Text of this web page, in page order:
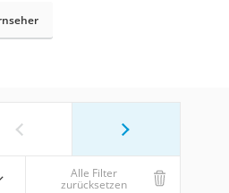
Alle Filter
zurücksetzen